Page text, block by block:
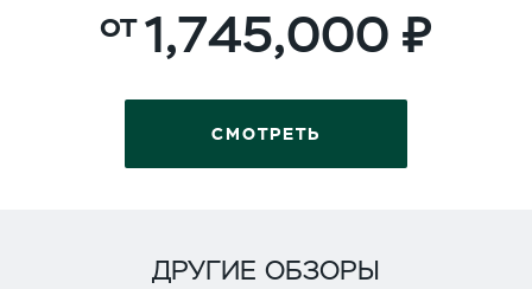
1,745,000
СМОТРЕТЬ
ДРУГИЕ ОБЗОРЫ